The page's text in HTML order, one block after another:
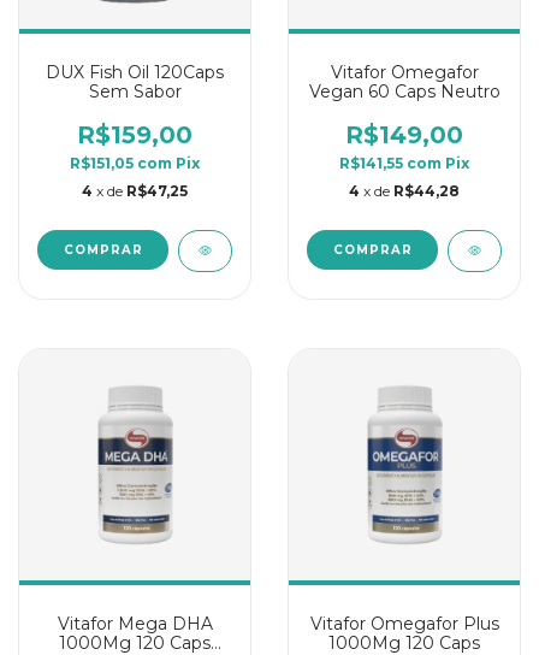
DUX Fish Oil 120Caps
Sem Sabor
R$159,00
R$151,05 com Pix
4 x de R$47,25
Vitafor Omegafor
Vegan 60 Caps Neutro
R$149,00
R$141,55 com Pix
4 x de R$44,28
Vitafor Mega DHA
1000Mg 120 Caps
Vitafor Omegafor Plus
1000Mg 120 Caps